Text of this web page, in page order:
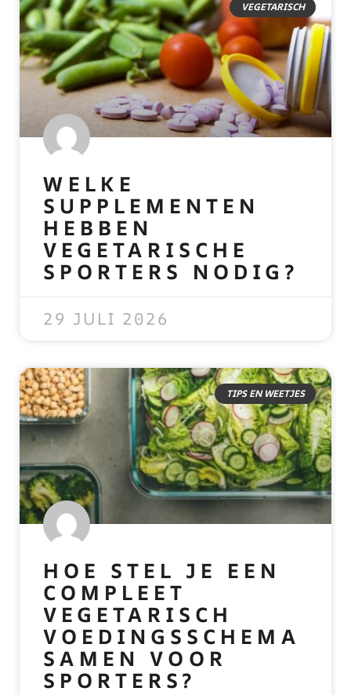
VEGETARISCH
WELKE
SUPPLEMENTEN
HEBBEN
VEGETARISCHE
SPORTERS NODIG?
29 JULI 2026
TIPS EN WEETJES
HOE STEL JE EEN
COMPLEET
VEGETARISCH
VOEDINGSSCHEMA
SAMEN VOOR
SPORTERS?